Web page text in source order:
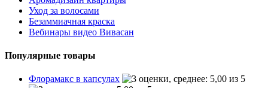
Уход за волосами
Безаммиачная краска
Вебинары видео Вивасан
Популярные товары
Флорамакс в капсулах